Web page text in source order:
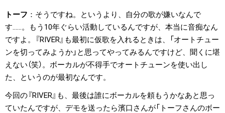
トーフ
そうですね。というより、自分の歌が嫌いなんで
す……。もう10年ぐらい活動しているんですが、本当に音痴なん
ですよ。『RIVER』も最初に仮歌を入れるときは、「オートチュー
ンを切ってみようか」と思ってやってみるんですけど、聞くに堪
えない（笑）。ボーカルが不得手でオートチューンを使い出し
た、というのが最初なんです。
今回の『RIVER』も、最後は誰にボーカルを頼もうかなあと思っ
ていたんですが、デモを送ったら濱口さんが「トーフさんのボー